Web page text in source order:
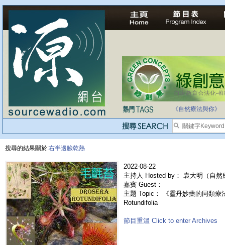
自家教育合法化-
《自然療法與你》
搜尋的結果關於:右半邊臉乾熱
2022-08-22
主持人 Hosted by： 袁大明（自然
嘉賓 Guest：
主題 Topic： 《靈丹妙藥的同類療
Rotundifolia
節目重溫 Click to enter Archives